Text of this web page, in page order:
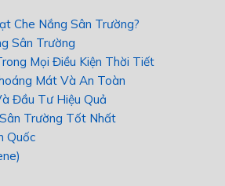
Che Nắng Sân Trường?
Sân Trường
Mọi Điều Kiện Thời Tiết
Mát Và An Toàn
Đầu Tư Hiệu Quả
Trường Tốt Nhất
Quốc